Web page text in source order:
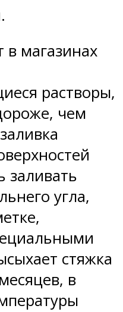
магазинах
растворы,
чем
заливать
угла,
стяжка
в